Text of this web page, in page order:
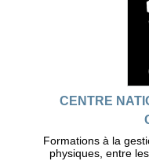
CENTRE
Formations à la
physiques, entre